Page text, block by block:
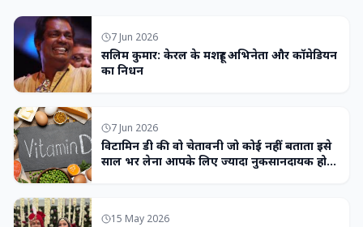
7 Jun 2026
सलिम कुमार: केरल के मशहूर अभिनेता और कॉमेडियन
का निधन
7 Jun 2026
विटामिन डी की वो चेतावनी जो कोई नहीं बताता इसे
साल भर लेना आपके लिए ज्यादा नुकसानदायक हो
15 May 2026